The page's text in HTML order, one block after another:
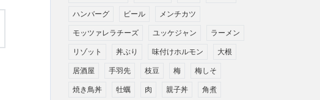
ハンバーグ ビール メンチカツ
モッツァレラチーズ ユッケジャン ラーメン
リゾット 丼ぶり 味付けホルモン 大根
居酒屋 手羽先 枝豆 梅 梅しそ
焼き鳥丼 牡蠣 肉 親子丼 角煮